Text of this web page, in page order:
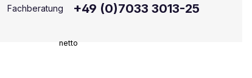
netto
Fachberatung +49 (0)7033 3013-25